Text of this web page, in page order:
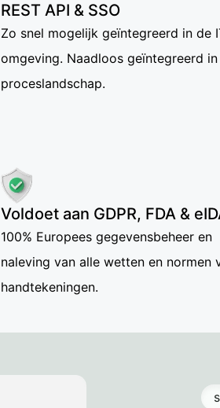
REST API & SSO
Zo snel mogelijk geïntegreerd in de
omgeving. Naadloos geïntegreerd
proceslandschap.
Voldoet aan GDPR, FDA &
100% Europees gegevensbeheer en
naleving van alle wetten en normen
handtekeningen.